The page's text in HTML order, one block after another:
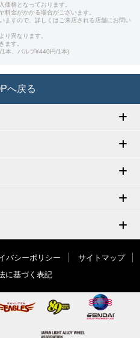
価格となっております。
料金がかかる場合がございます。
ますので、詳しくはご来店される店舗にお問い
り異なります。
ます。
本、バルブ¥440円/1本)
へ戻る
バシーポリシー
サイトマップ
に基づく表記